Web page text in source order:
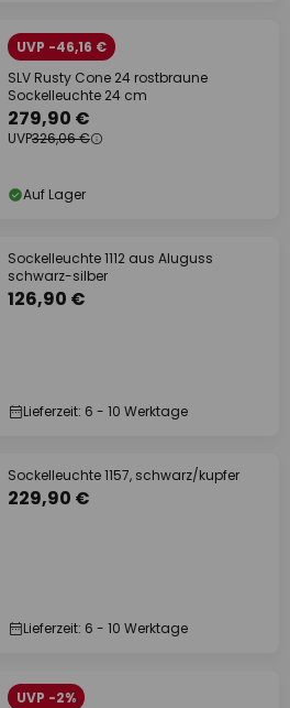
UVP -46,16 €
SLV Rusty Cone 24 rostbraune
Sockelleuchte 24 cm
279,90 €
UVP326,06 €
Auf Lager
Sockelleuchte 1112 aus Aluguss
schwarz-silber
126,90 €
Lieferzeit: 6 - 10 Werktage
Sockelleuchte 1157, schwarz/kupfer
229,90 €
Lieferzeit: 6 - 10 Werktage
UVP -2%